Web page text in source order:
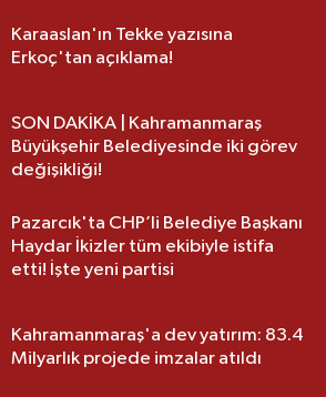
Karaaslan'ın Tekke yazısına
Erkoç'tan açıklama!
SON DAKİKA | Kahramanmaraş
Büyükşehir Belediyesinde iki görev
değişikliği!
Pazarcık'ta CHP’li Belediye Başkanı
Haydar İkizler tüm ekibiyle istifa
etti! İşte yeni partisi
Kahramanmaraş'a dev yatırım: 83.4
Milyarlık projede imzalar atıldı